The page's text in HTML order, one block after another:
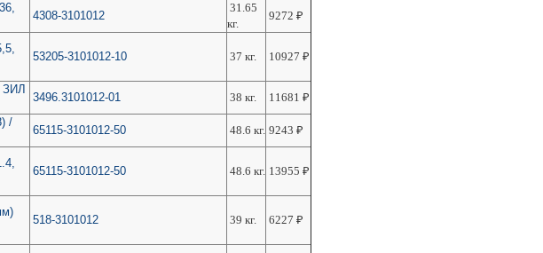
4308-3101012
31.65
кг.
9272 ₽
53205-3101012-10 37 кг. 10927 ₽
ЗИЛ
3496.3101012-01 38 кг. 11681 ₽
/
65115-3101012-50 48.6 кг. 9243 ₽
65115-3101012-50 48.6 кг. 13955 ₽
518-3101012 39 кг. 6227 ₽